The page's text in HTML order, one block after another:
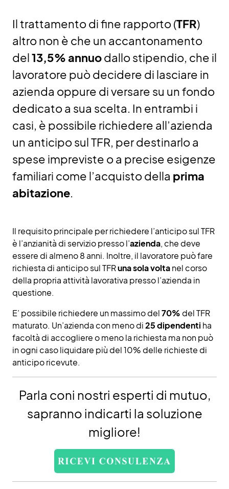
Il trattamento di fine rapporto (TFR)
altro non è che un accantonamento
del13,5% annuodallo stipendio, che il
lavoratore può decidere di lasciare in
azienda oppure di versare su un fondo
dedicato a sua scelta. In entrambi i
casi, è possibile richiedere all’azienda
un anticipo sul TFR, per destinarlo a
spese impreviste o a precise esigenze
familiari come l’acquisto della prima
abitazione.
Il requisito principale per richiedere l’anticipo sul TFR
è l’anzianità di servizio presso l’azienda, che deve
essere di almeno 8 anni. Inoltre, il lavoratore può fare
richiesta di anticipo sul TFRuna sola voltanel corso
della propria attività lavorativa presso l’azienda in
questione.
E’ possibile richiedere un massimo del70%del TFR
maturato. Un’azienda con meno di25 dipendenti ha
facoltà di accogliere o meno la richiesta ma non può
in ogni caso liquidare più del 10% delle richieste di
anticipo ricevute.
Parla coni nostri esperti di mutuo,
sapranno indicarti la soluzione
migliore!